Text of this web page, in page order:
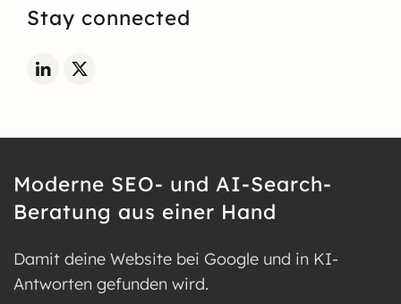
Stay connected
Moderne SEO- und AI-Search-
Beratung aus einer Hand
Damit deine Website bei Google und in KI-
Antworten gefunden wird.